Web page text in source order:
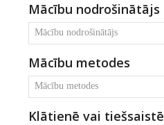
Mācību nodrošinātājs
Mācību nodrošinātājs
Mācību metodes
Mācību metodes
Klātienē vai tiešsaistē